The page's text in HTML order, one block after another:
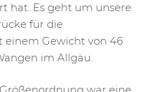
hat. Es geht um unsere
für die
einem Gewicht von 46
im Allgäu.